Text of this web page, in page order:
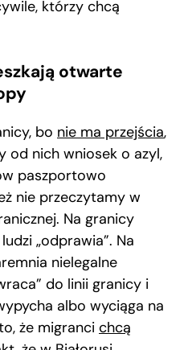
którzy chcą
otwarte
bo nie ma przejścia,
od nich wniosek o azyl,
paszportowo
nie przeczytamy w
Na granicy
„odprawia”. Na
nielegalne
do linii granicy i
albo wyciąga na
że migranci chcą